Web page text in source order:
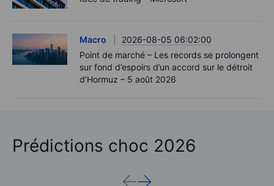
Macro
2026-08-05 06:02:00
Point de marché – Les records se prolongent
sur fond d’espoirs d’un accord sur le détroit
d’Hormuz – 5 août 2026
Prédictions choc 2026